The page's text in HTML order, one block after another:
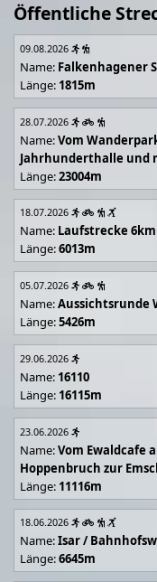
Öffentliche
09.08.2026
Name: Falkenhagener
Länge: 1815m
28.07.2026
Name:Vom
Jahrhunderthalle und
Länge:23004m
18.07.2026
Name: Laufstrecke 6km
Länge:6013m
05.07.2026
Name:Aussichtsrunde
Länge:5426m
29.06.2026
Name: 16110
Länge: 16115m
23.06.2026
Name:Vom Ewaldcafe
Hoppenbruch zur
Länge: 11116m
18.06.2026
Name:Isar /
Länge:6645m